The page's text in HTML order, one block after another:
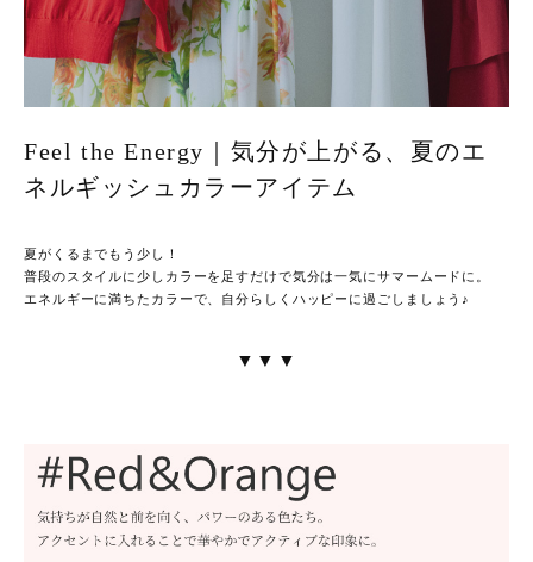
Feel the Energy｜気分が上がる、夏のエ
ネルギッシュカラーアイテム
夏がくるまでもう少し！
普段のスタイルに少しカラーを足すだけで気分は一気にサマームードに。
エネルギーに満ちたカラーで、自分らしくハッピーに過ごしましょう♪
▼▼▼